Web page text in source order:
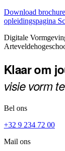
Download brochure
opleidingspagina
Footer
Digitale
Klaar om
visie vorm
Bel ons
+32 9 234 72 00
Mail ons